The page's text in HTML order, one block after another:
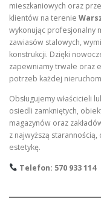
mieszkaniowych oraz
klientów na terenie
wykonując profesjonalny
zawiasów stalowych,
konstrukcji. Dzięki
zapewniamy trwałe oraz
potrzeb każdej
Obsługujemy właścicieli
osiedli zamkniętych,
magazynów oraz
z najwyższą
estetykę.
Telefon: 570 933 114